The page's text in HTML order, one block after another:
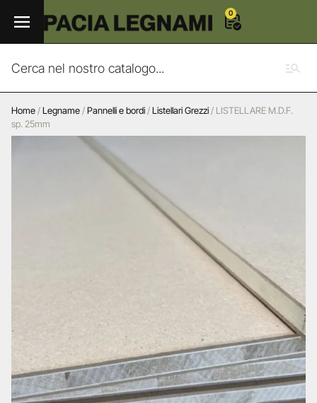
0
Home/Legname/Pannelli e bordi/Listellari Grezzi/ LISTELLARE M.D.F.
sp. 25mm